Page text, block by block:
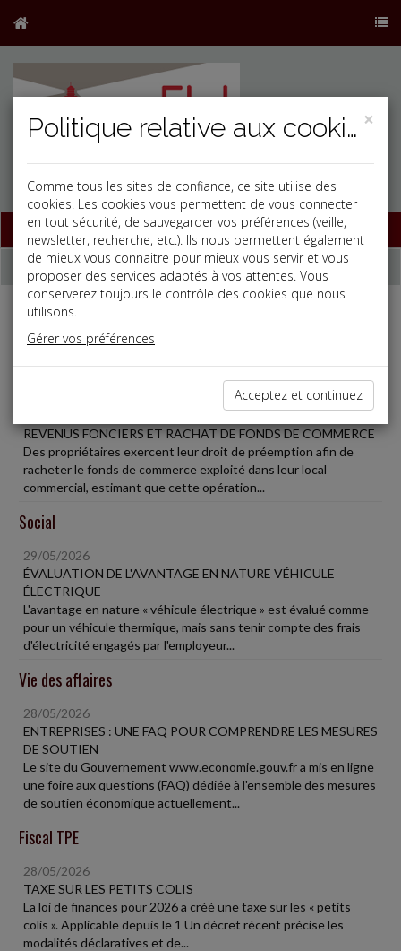
Base documentaire
Dépêches
Liste des dernières dépêches
REVENUS FONCIERS ET RACHAT DE FONDS DE COMMERCE
Des propriétaires exercent leur droit de préemption afin de
racheter le fonds de commerce exploité dans leur local
commercial, estimant que cette opération...
Social
29/05/2026
ÉVALUATION DE L'AVANTAGE EN NATURE VÉHICULE
ÉLECTRIQUE
L'avantage en nature « véhicule électrique » est évalué comme
pour un véhicule thermique, mais sans tenir compte des frais
d'électricité engagés par l'employeur...
Vie des affaires
28/05/2026
ENTREPRISES : UNE FAQ POUR COMPRENDRE LES MESURES
DE SOUTIEN
Le site du Gouvernement www.economie.gouv.fr a mis en ligne
une foire aux questions (FAQ) dédiée à l'ensemble des mesures
de soutien économique actuellement...
Fiscal TPE
28/05/2026
TAXE SUR LES PETITS COLIS
La loi de finances pour 2026 a créé une taxe sur les « petits
colis ». Applicable depuis le 1 Un décret récent précise les
modalités déclaratives et de...
×
Politique relative aux cookies
Comme tous les sites de confiance, ce site utilise des
cookies. Les cookies vous permettent de vous connecter
en tout sécurité, de sauvegarder vos préférences (veille,
newsletter, recherche, etc.). Ils nous permettent également
de mieux vous connaitre pour mieux vous servir et vous
proposer des services adaptés à vos attentes. Vous
conserverez toujours le contrôle des cookies que nous
utilisons.
Gérer vos préférences
Acceptez et continuez